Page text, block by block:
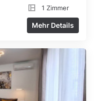
1 Zimmer
Mehr Details